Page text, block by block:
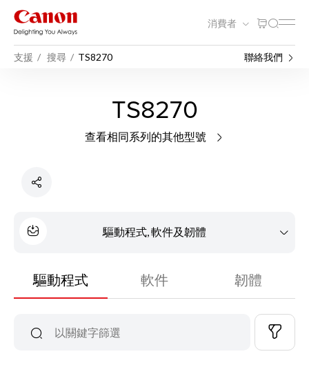
消費者
支援 搜尋 TS8270 聯絡我們
TS8270
查看相同系列的其他型號
驅動程式, 軟件及韌體
驅動程式 軟件 韌體